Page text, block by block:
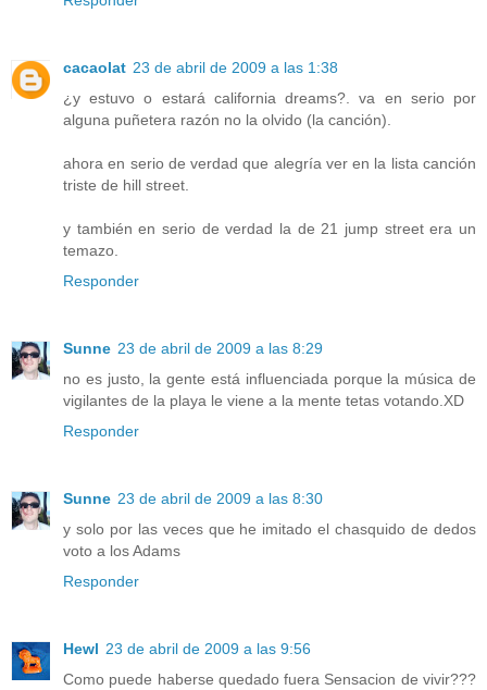
cacaolat 23 de abril de 2009 a las 1:38
¿y estuvo o estará california dreams?. va en serio por
alguna puñetera razón no la olvido (la canción).
ahora en serio de verdad que alegría ver en la lista canción
triste de hill street.
y también en serio de verdad la de 21 jump street era un
temazo.
Responder
Sunne 23 de abril de 2009 a las 8:29
no es justo, la gente está influenciada porque la música de
vigilantes de la playa le viene a la mente tetas votando.XD
Responder
Sunne 23 de abril de 2009 a las 8:30
y solo por las veces que he imitado el chasquido de dedos
voto a los Adams
Responder
Hewl 23 de abril de 2009 a las 9:56
Como puede haberse quedado fuera Sensacion de vivir???